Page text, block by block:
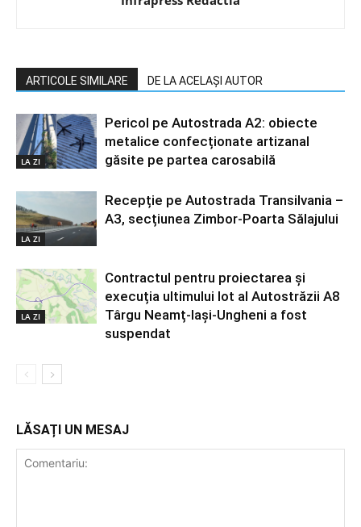
ARTICOLE SIMILARE DE LA ACELAȘI AUTOR
LA ZI
Pericol pe Autostrada A2: obiecte
metalice confecționate artizanal
găsite pe partea carosabilă
LA ZI
Recepție pe Autostrada Transilvania –
A3, secțiunea Zimbor-Poarta Sălajului
LA ZI
Contractul pentru proiectarea și
execuția ultimului lot al Autostrăzii A8
Târgu Neamț-Iași-Ungheni a fost
suspendat
LĂSAȚI UN MESAJ